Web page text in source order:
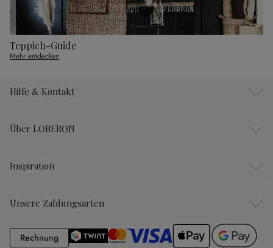
Teppich-Guide
Mehr entdecken
Hilfe & Kontakt
Über LOBERON
Inspiration
Unsere Zahlungsarten
RechnungRechnung